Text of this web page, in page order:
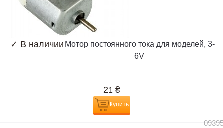
✓ В наличии Мотор постоянного тока для моделей, 3-
6V
21 ₴
Купить